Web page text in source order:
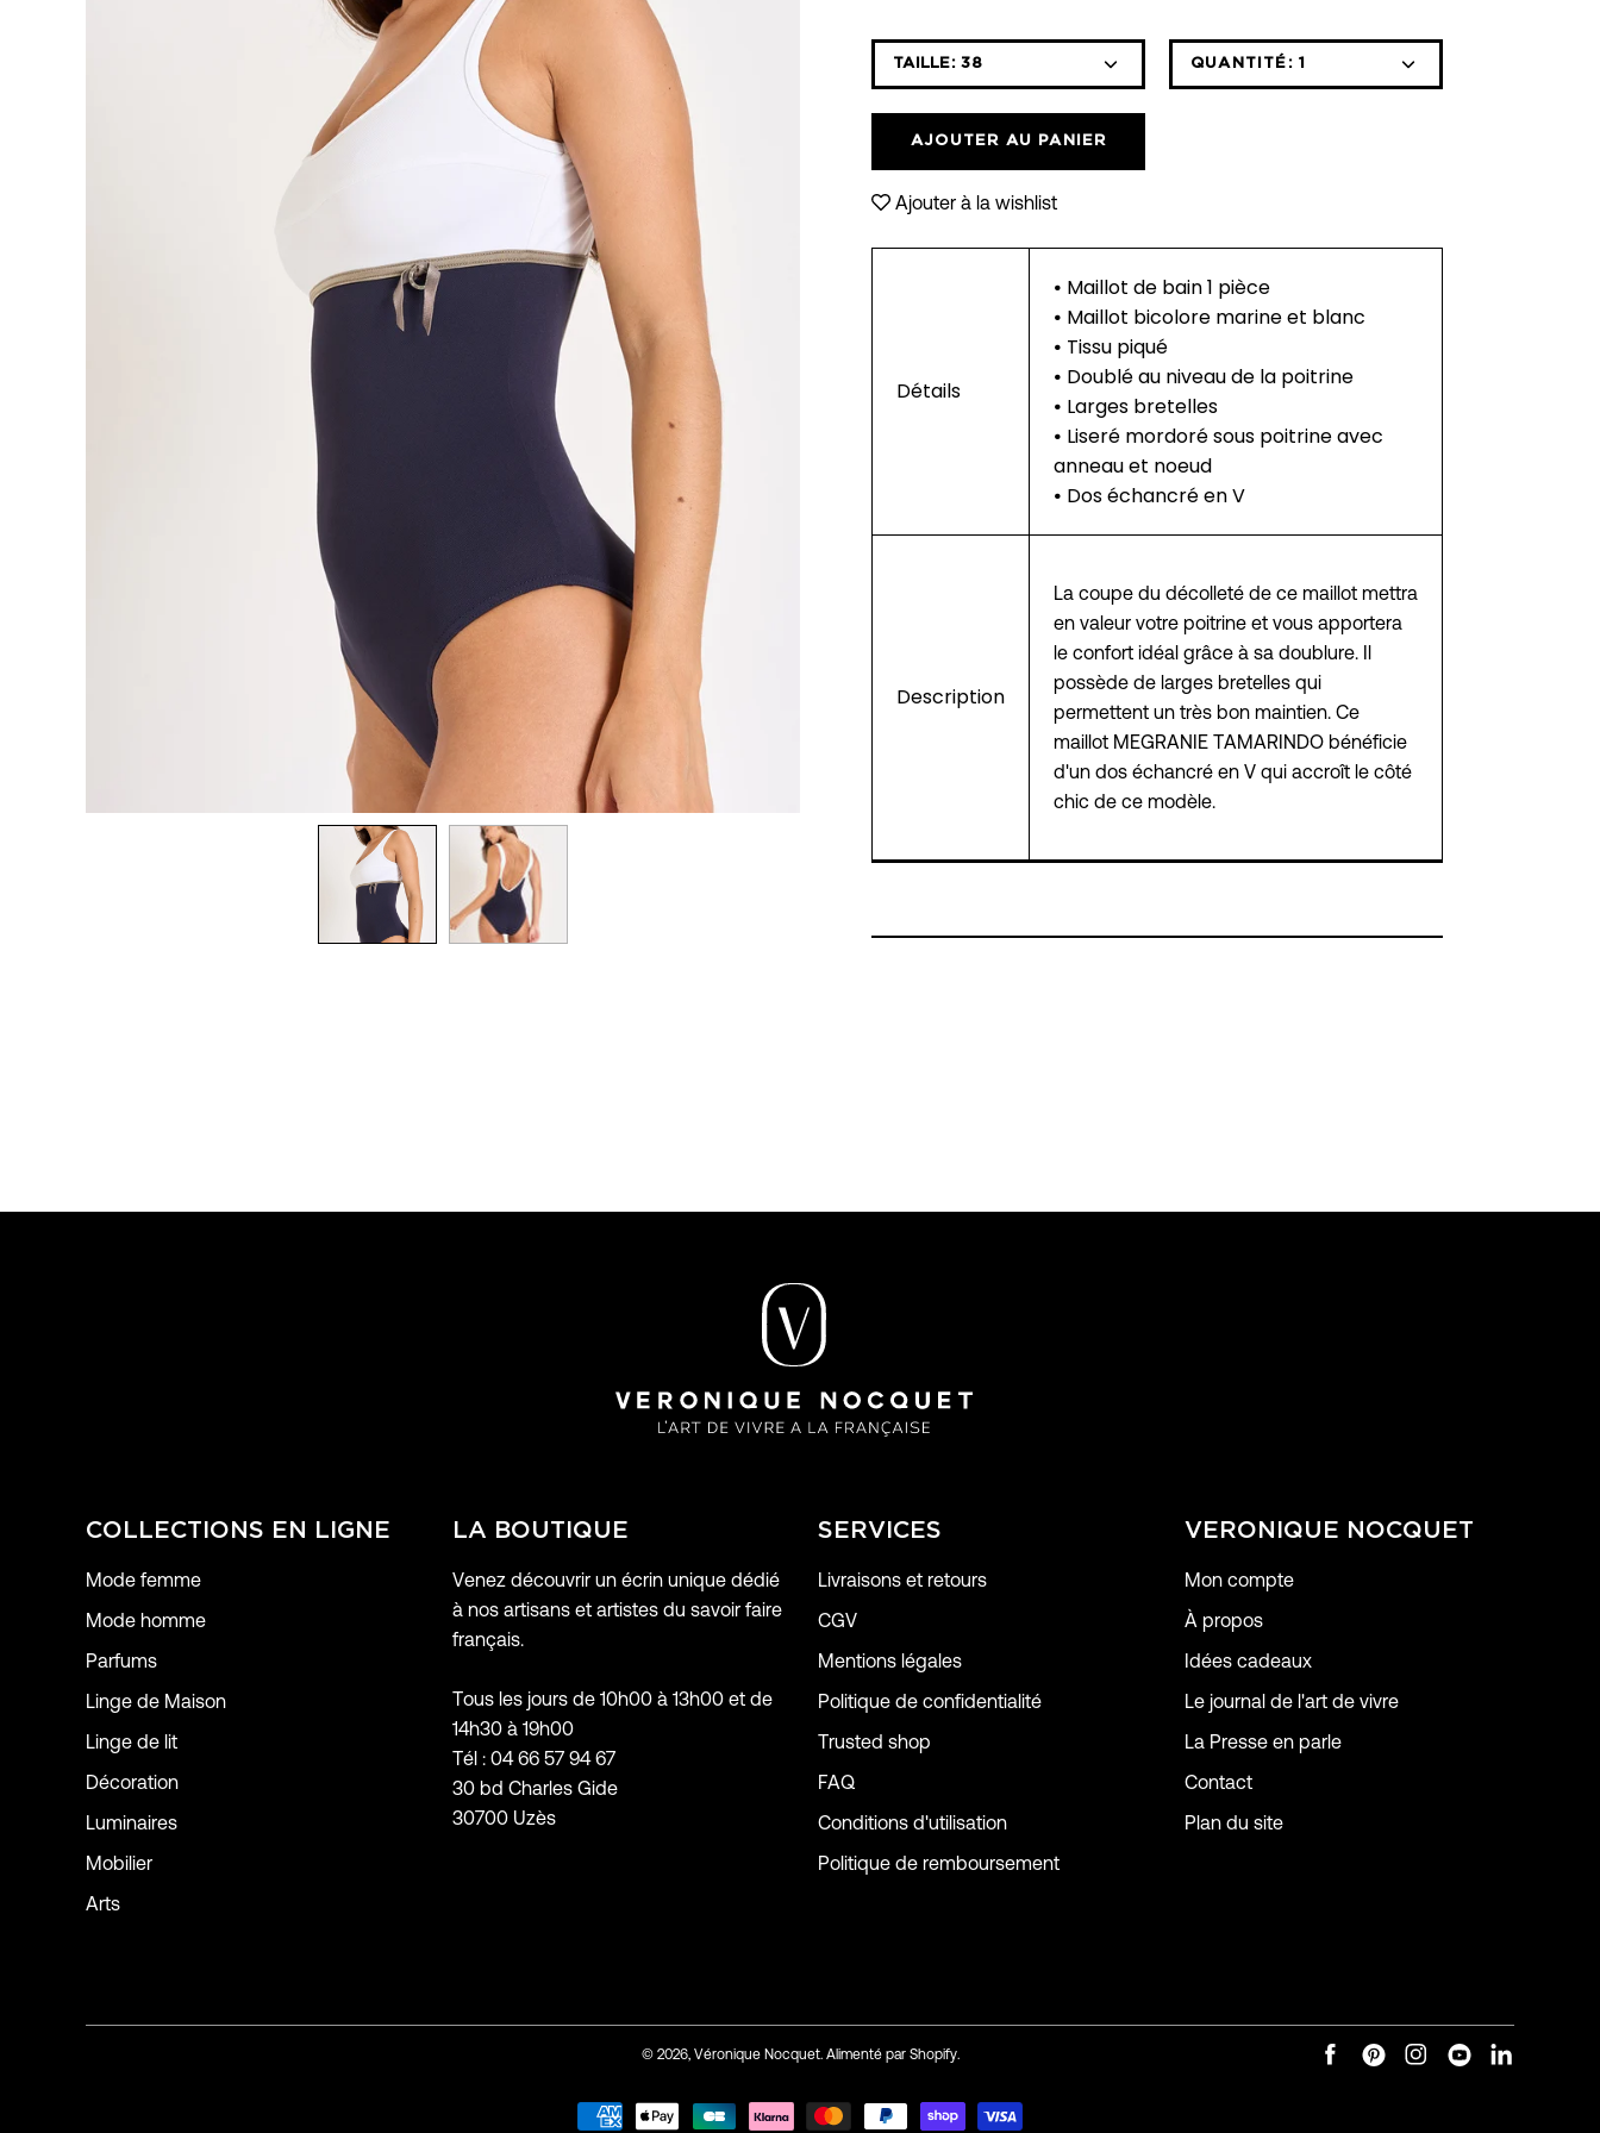
TAILLE: 38
Sélectionnez
la
liste
déroulante
des
variantes
QUANTITÉ: 1
AJOUTER AU PANIER
Ajouter à la wishlist
Détails
• Maillot de bain 1 pièce
• Maillot bicolore marine et blanc
• Tissu piqué
• Doublé au niveau de la poitrine
• Larges bretelles
• Liseré mordoré sous poitrine avec
anneau et noeud
• Dos échancré en V
Description
La coupe du décolleté de ce maillot mettra
en valeur votre poitrine et vous apportera
le confort idéal grâce à sa doublure. Il
possède de larges bretelles qui
permettent un très bon maintien. Ce
maillot MEGRANIE TAMARINDO bénéficie
d'un dos échancré en V qui accroît le côté
chic de ce modèle.
COLLECTIONS EN LIGNE
Mode femme
Mode homme
Parfums
Linge de Maison
Linge de lit
Décoration
Luminaires
Mobilier
Arts
LA BOUTIQUE
Venez découvrir un écrin unique dédié
à nos artisans et artistes du savoir faire
français.
Tous les jours de 10h00 à 13h00 et de
14h30 à 19h00
Tél : 04 66 57 94 67
30 bd Charles Gide
30700 Uzès
SERVICES
Livraisons et retours
CGV
Mentions légales
Politique de confidentialité
Trusted shop
FAQ
Conditions d'utilisation
Politique de remboursement
VERONIQUE NOCQUET
Mon compte
À propos
Idées cadeaux
Le journal de l'art de vivre
La Presse en parle
Contact
Plan du site
© 2026, Véronique Nocquet. Alimenté par Shopify.